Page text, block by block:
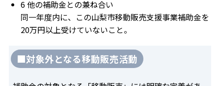
6 他の補助金との兼ね合い
同一年度内に、この山梨市移動販売支援事業補助金を
20万円以上受けていないこと。
■対象外となる移動販売活動